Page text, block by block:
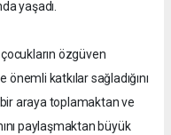
yaşadı.
özgüven
katkılar sağladığını
araya toplamaktan ve
paylaşmaktan büyük